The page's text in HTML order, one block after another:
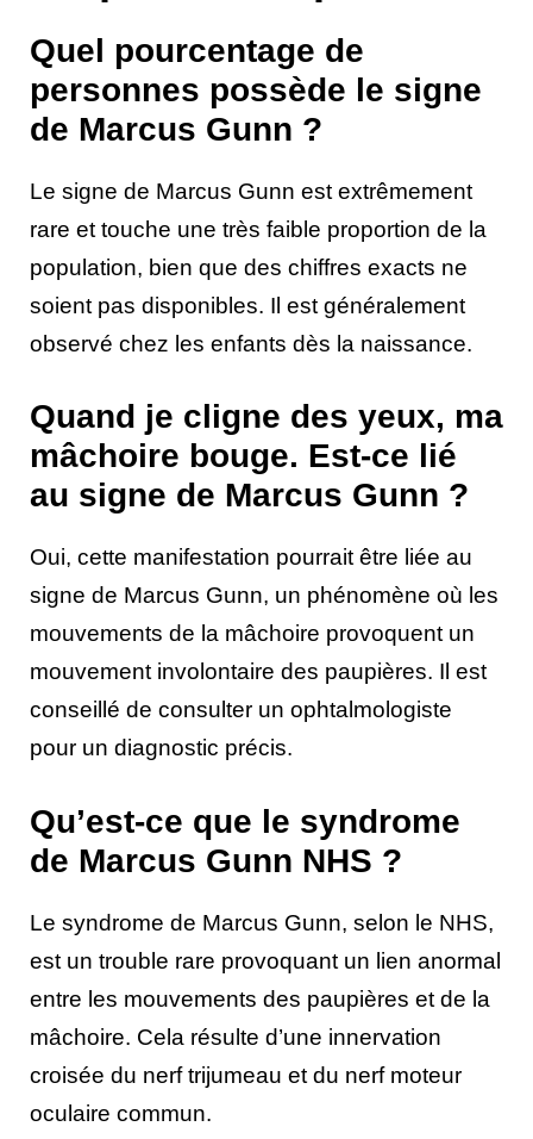
Quel pourcentage de
personnes possède le signe
de Marcus Gunn ?
Le signe de Marcus Gunn est extrêmement
rare et touche une très faible proportion de la
population, bien que des chiffres exacts ne
soient pas disponibles. Il est généralement
observé chez les enfants dès la naissance.
Quand je cligne des yeux, ma
mâchoire bouge. Est-ce lié
au signe de Marcus Gunn ?
Oui, cette manifestation pourrait être liée au
signe de Marcus Gunn, un phénomène où les
mouvements de la mâchoire provoquent un
mouvement involontaire des paupières. Il est
conseillé de consulter un ophtalmologiste
pour un diagnostic précis.
Qu’est-ce que le syndrome
de Marcus Gunn NHS ?
Le syndrome de Marcus Gunn, selon le NHS,
est un trouble rare provoquant un lien anormal
entre les mouvements des paupières et de la
mâchoire. Cela résulte d’une innervation
croisée du nerf trijumeau et du nerf moteur
oculaire commun.